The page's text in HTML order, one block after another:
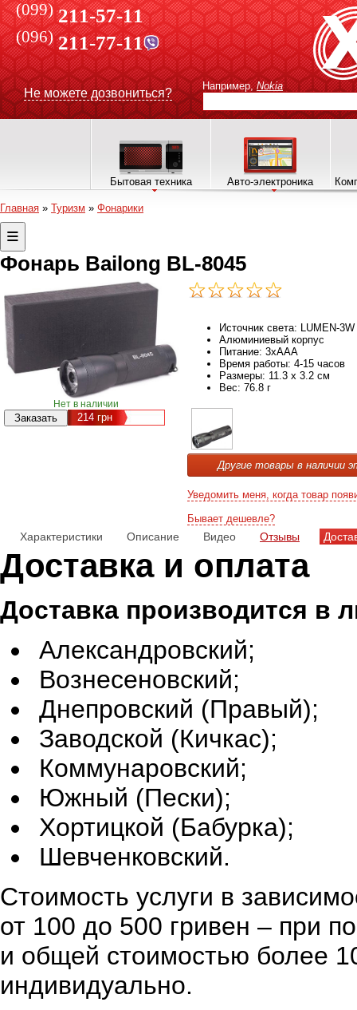
(099) 211-57-11
(096)211-77-11
Не можете дозвониться?
Например, Nokia
Бытовая техника Авто-электроника
Главная » Туризм » Фонарики
Фонарь Bailong BL-8045
Нет в наличии
214грн
Источник света: LUMEN-3W
Алюминиевый корпус
Питание: 3xAAA
Время работы: 4-15 часов
Размеры: 11.3 х 3.2 см
Вес: 76.8 г
Другие товары в наличии
Уведомить меня, когда товар
Бывает дешевле?
Характеристики Описание Видео Отзывы
Доставка и оплата
Доставка производится в
Александровский;
Вознесеновский;
Днепровский (Правый);
Заводской (Кичкас);
Коммунаровский;
Южный (Пески);
Хортицкой (Бабурка);
Шевченковский.
Стоимость услуги в
от 100 до 500 гривен – при
и общей стоимостью более
индивидуально.